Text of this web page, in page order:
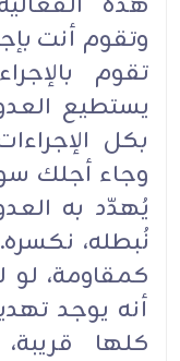
وتقوم أنت
تقوم
يستطيع
بكل
وجاء أجلك
يُهدّد به
نُبطله،
كمقاومة، لو
أنه يوجد
كلها